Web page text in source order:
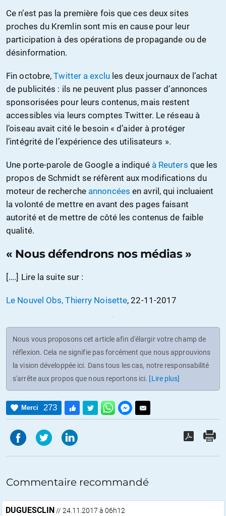
Ce n’est pas la première fois que ces deux sites
proches du Kremlin sont mis en cause pour leur
participation à des opérations de propagande ou de
désinformation.
Fin octobre,Twitter a exclules deux journaux de l’achat
de publicités : ils ne peuvent plus passer d’annonces
sponsorisées pour leurs contenus, mais restent
accessibles via leurs comptes Twitter. Le réseau à
l’oiseau avait cité le besoin « d’aider à protéger
l’intégrité de l’expérience des utilisateurs ».
Une porte-parole de Google a indiqué à Reuters que les
propos de Schmidt se réfèrent aux modifications du
moteur de recherche annoncées en avril, qui incluaient
la volonté de mettre en avant des pages faisant
autorité et de mettre de côté les contenus de faible
qualité.
« Nous défendrons nos médias »
[….] Lire la suite sur :
Le Nouvel Obs, Thierry Noisette, 22-11-2017
Nous vous proposons cet article afin d'élargir votre champ de
réflexion. Cela ne signifie pas forcément que nous approuvions
la vision développée ici. Dans tous les cas, notre responsabilité
s'arrête aux propos que nous reportons ici. [Lire plus]
Merci 273
Commentaire recommandé
DUGUESCLIN // 24.11.2017 à 06h12